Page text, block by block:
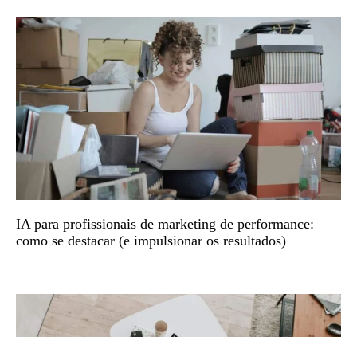
IA para profissionais de marketing de performance:
como se destacar (e impulsionar os resultados)